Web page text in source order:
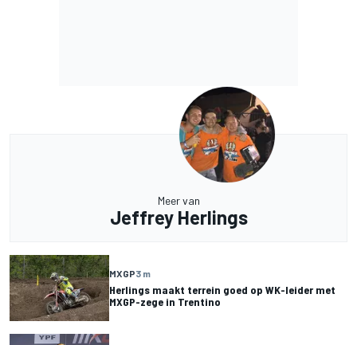
Meer van
Jeffrey Herlings
MXGP3 m
Herlings maakt terrein goed op WK-leider met
MXGP-zege in Trentino